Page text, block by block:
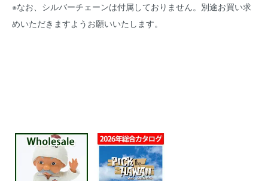
※なお、シルバーチェーンは付属しておりません。別途お買い求
めいただきますようお願いいたします。